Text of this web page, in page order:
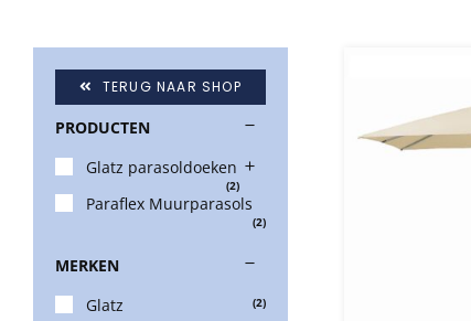
TERUG NAAR SHOP
PRODUCTEN
Glatz parasoldoeken
(2)
Paraflex Muurparasols
(2)
MERKEN
Glatz
(2)